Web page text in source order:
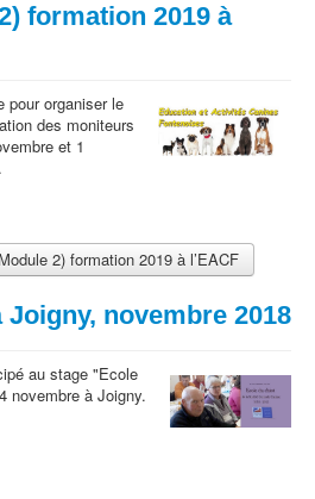
formation 2019 à
pour organiser le
des moniteurs
et 1
2) formation 2019 à l’EACF
novembre 2018
au stage "Ecole
novembre à Joigny.